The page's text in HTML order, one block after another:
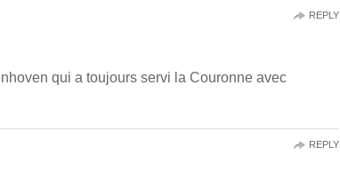
qui a toujours servi la Couronne avec
REPLY
REPLY